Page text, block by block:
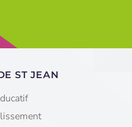
ST JEAN